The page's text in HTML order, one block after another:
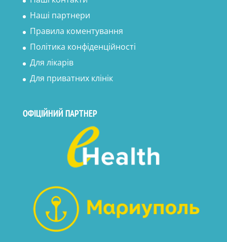
Наші партнери
Правила коментування
Політика конфіденційності
Для лікарів
Для приватних клінік
ОФІЦІЙНИЙ ПАРТНЕР